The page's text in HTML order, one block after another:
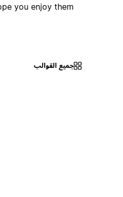
you enjoy them.
جميع القوالب